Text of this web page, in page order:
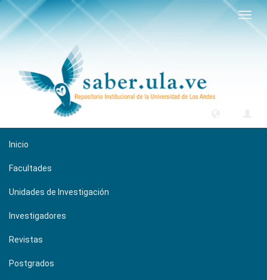
Inicio
Facultades
Unidades de Investigación
Investigadores
Revistas
Postgrados